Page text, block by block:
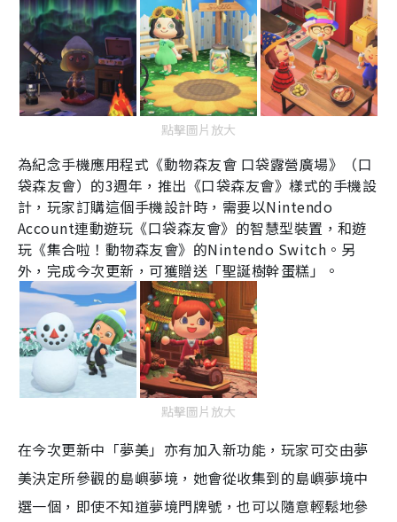
點擊圖片放大
為紀念手機應用程式《動物森友會 口袋露營廣場》（口
袋森友會）的3週年，推出《口袋森友會》樣式的手機設
計，玩家訂購這個手機設計時，需要以Nintendo
Account連動遊玩《口袋森友會》的智慧型裝置，和遊
玩《集合啦！動物森友會》的Nintendo Switch 。另
外，完成今次更新，可獲贈送「聖誕樹幹蛋糕」。
點擊圖片放大
在今次更新中「夢美」亦有加入新功能，玩家可交由夢
美決定所參觀的島嶼夢境，她會從收集到的島嶼夢境中
選一個，即使不知道夢境門牌號，也可以隨意輕鬆地參